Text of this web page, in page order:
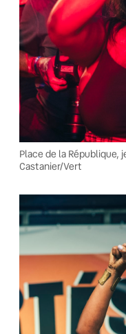
Place de la République,
Castanier/Vert